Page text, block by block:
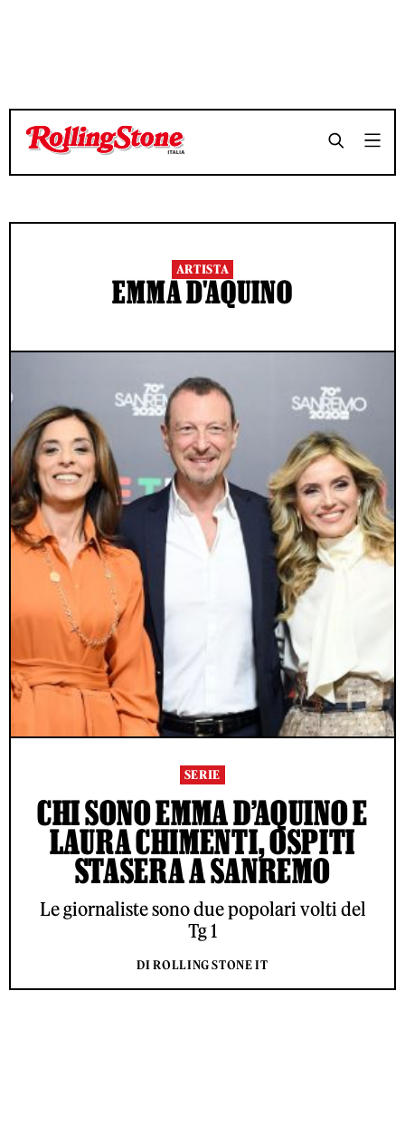
ARTISTA
EMMA D'AQUINO
SERIE
CHI SONO EMMA D’AQUINO E
LAURA CHIMENTI, OSPITI
STASERA A SANREMO
Le giornaliste sono due popolari volti del
Tg 1
DI ROLLING STONE IT